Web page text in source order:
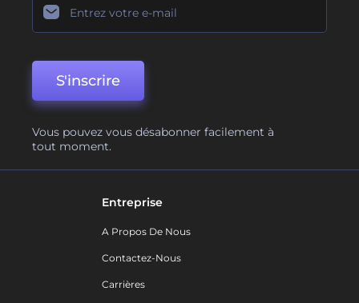
S'inscrire
Vous pouvez vous désabonner facilement à
tout moment.
Entreprise
A Propos De Nous
Contactez-Nous
Carrières